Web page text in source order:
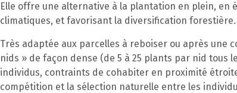
Elle offre une alternative à la plantation en plein, en
climatiques, et favorisant la diversification forestière.
Très adaptée aux parcelles à reboiser ou après une
nids » de façon dense (de 5 à 25 plants par nid tous
individus, contraints de cohabiter en proximité
compétition et la sélection naturelle entre les